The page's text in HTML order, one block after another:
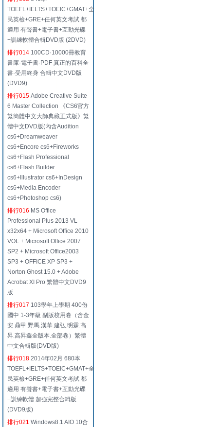
TOEFL+IELTS+TOEIC+GMAT+全
民英檢+GRE+任何英文考試 都
適用 有聲書+電子書+互動光碟
+訓練軟體合輯DVD版 (2DVD)
排行014 100CD·10000冊教育
書庫·電子書·PDF 真正的百科全
書·受用終身 合輯中文DVD版
(DVD9)
排行015 Adobe Creative Suite
6 Master Collection 《CS6官方
繁簡體中文大師典藏正式版》繁
體中文DVD版(內含Audition
cs6+Dreamweaver
cs6+Encore cs6+Fireworks
cs6+Flash Professional
cs6+Flash Builder
cs6+Illustrator cs6+InDesign
cs6+Media Encoder
cs6+Photoshop cs6)
排行016 MS Office
Professional Plus 2013 VL
x32x64 + Microsoft Office 2010
VOL + Microsoft Office 2007
SP2 + Microsoft Office2003
SP3 + OFFICE XP SP3 +
Norton Ghost 15.0 + Adobe
Acrobat XI Pro 繁體中文DVD9
版
排行017 103學年上學期 400份
國中 1-3年級 副版校用卷（含金
安.鼎甲.野馬.漢華.建弘.明霖.高
昇.高昇鑫全版本.全部卷）繁體
中文合輯版(DVD版)
排行018 2014年02月 680本
TOEFL+IELTS+TOEIC+GMAT+全
民英檢+GRE+任何英文考試 都
適用 有聲書+電子書+互動光碟
+訓練軟體 超強完整合輯版
(DVD9版)
排行021 Windows8.1 AIO 10合